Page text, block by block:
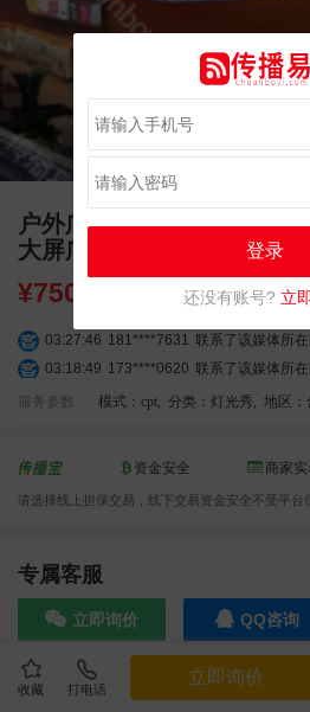
收藏 打电话
立即询价
户外广告 安徽合肥正大广
大屏广告
¥75000.00
03:27:46 181****7631 联系了该媒体所
03:18:49 173****0620 联系了该媒体所
03:20:56 156****3374
联系了该媒体所
04:12:36
181****8167
联系了该媒体所在
01:50:54
03:40:56 157****6971 联系了该媒体所在
10:08:47 155****5272
联系了该媒体所在
176****3456 联系了该媒体所
04:09:07
182****6963 联系了该媒体所在
服务参数 模式：cpt, 分类：灯光秀, 地区：
资金安全 商家实
请选择线上担保交易，线下交易资金安全不受平台
专属客服
立即询价 QQ咨询
效果截图
登录
还没有账号? 立